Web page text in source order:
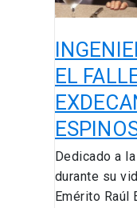
EL
Dedicado a
durante su
Emérito Raúl
ESPINOSA